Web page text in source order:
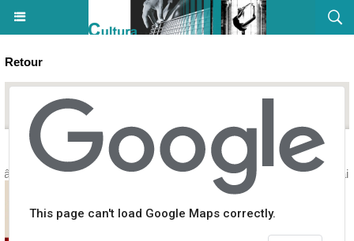
Retour
pour adultes et enfants proposé par la Comcom' - Ecole
This page can't load Google Maps correctly.